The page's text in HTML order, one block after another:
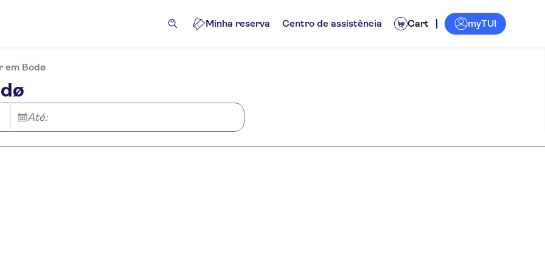
Minha reserva Centro de assistência Cart myTUI
em Bodø
Até: